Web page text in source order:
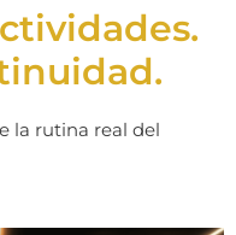
la rutina real del